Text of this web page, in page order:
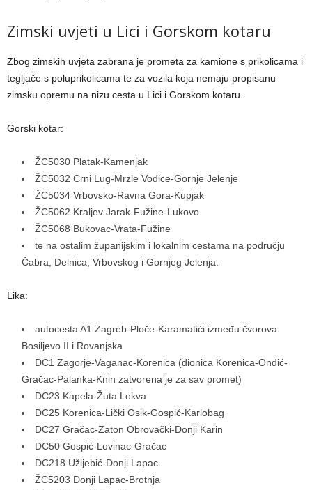
Zimski uvjeti u Lici i Gorskom kotaru
Zbog zimskih uvjeta zabrana je prometa za kamione s prikolicama i
tegljače s poluprikolicama te za vozila koja nemaju propisanu
zimsku opremu na nizu cesta u Lici i Gorskom kotaru.
Gorski kotar:
ŽC5030 Platak-Kamenjak
ŽC5032 Crni Lug-Mrzle Vodice-Gornje Jelenje
ŽC5034 Vrbovsko-Ravna Gora-Kupjak
ŽC5062 Kraljev Jarak-Fužine-Lukovo
ŽC5068 Bukovac-Vrata-Fužine
te na ostalim županijskim i lokalnim cestama na području
Čabra, Delnica, Vrbovskog i Gornjeg Jelenja.
Lika:
autocesta A1 Zagreb-Ploče-Karamatići između čvorova
Bosiljevo II i Rovanjska
DC1 Zagorje-Vaganac-Korenica (dionica Korenica-Ondić-
Gračac-Palanka-Knin zatvorena je za sav promet)
DC23 Kapela-Žuta Lokva
DC25 Korenica-Lički Osik-Gospić-Karlobag
DC27 Gračac-Zaton Obrovački-Donji Karin
DC50 Gospić-Lovinac-Gračac
DC218 Užljebić-Donji Lapac
ŽC5203 Donji Lapac-Brotnja